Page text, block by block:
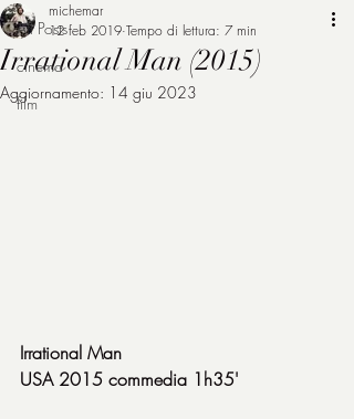
All Posts
cinema
film
Irrational Man (2015)
michemar
12 feb 2019 Tempo di lettura: 7 min
Aggiornamento: 14 giu 2023
Irrational Man
USA 2015 commedia 1h35'